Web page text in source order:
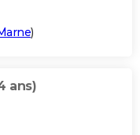
)
ans)